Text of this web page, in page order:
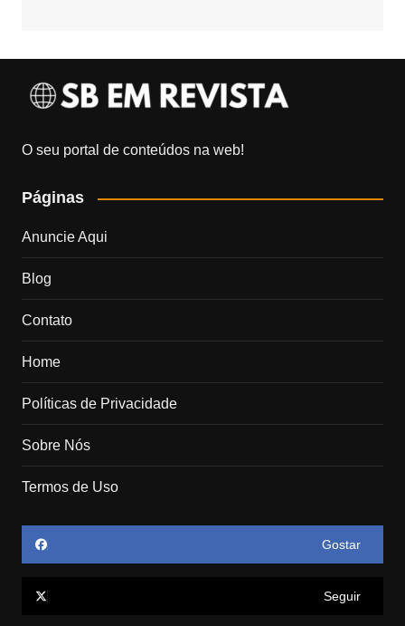
O seu portal de conteúdos na web!
Páginas
Anuncie Aqui
Blog
Contato
Home
Políticas de Privacidade
Sobre Nós
Termos de Uso
Gostar
Seguir